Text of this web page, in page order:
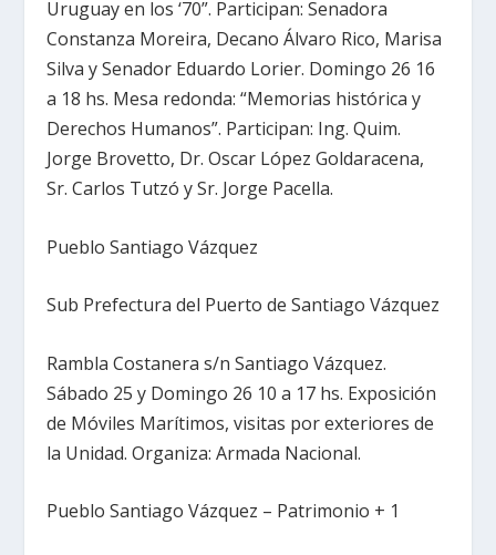
Uruguay en los ‘70”. Participan: Senadora
Constanza Moreira, Decano Álvaro Rico, Marisa
Silva y Senador Eduardo Lorier. Domingo 26 16
a 18 hs. Mesa redonda: “Memorias histórica y
Derechos Humanos”. Participan: Ing. Quim.
Jorge Brovetto, Dr. Oscar López Goldaracena,
Sr. Carlos Tutzó y Sr. Jorge Pacella.
Pueblo Santiago Vázquez
Sub Prefectura del Puerto de Santiago Vázquez
Rambla Costanera s/n Santiago Vázquez.
Sábado 25 y Domingo 26 10 a 17 hs. Exposición
de Móviles Marítimos, visitas por exteriores de
la Unidad. Organiza: Armada Nacional.
Pueblo Santiago Vázquez – Patrimonio + 1